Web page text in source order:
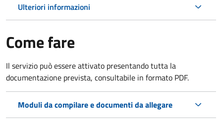
Ulteriori informazioni
Come fare
Il servizio può essere attivato presentando tutta la
documentazione prevista, consultabile in formato PDF.
Moduli da compilare e documenti da allegare